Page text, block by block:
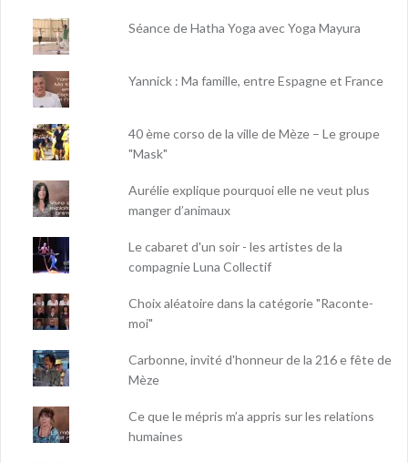
Séance de Hatha Yoga avec Yoga Mayura
Yannick : Ma famille, entre Espagne et France
40 ème corso de la ville de Mèze – Le groupe
"Mask"
Aurélie explique pourquoi elle ne veut plus
manger d’animaux
Le cabaret d'un soir - les artistes de la
compagnie Luna Collectif
Choix aléatoire dans la catégorie "Raconte-
moi"
Carbonne, invité d'honneur de la 216 e fête de
Mèze
Ce que le mépris m’a appris sur les relations
humaines